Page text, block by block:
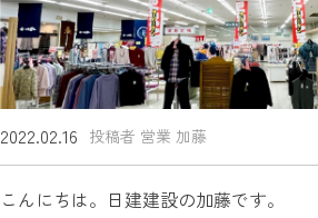
2022.02.16 投稿者 営業 加藤
こんにちは。日建建設の加藤です。